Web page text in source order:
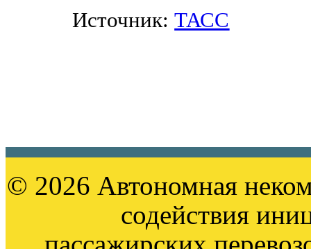
Источник:ТАСС
© 2026 Автономная
содействия